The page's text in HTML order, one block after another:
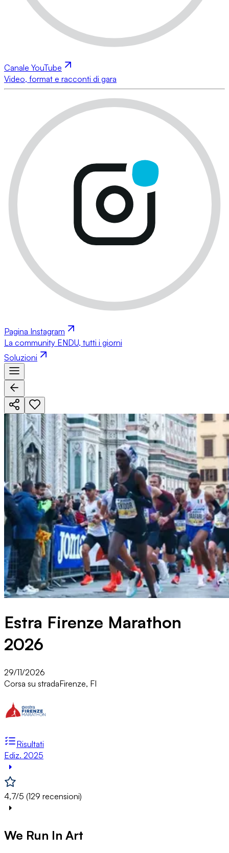
Canale YouTube
Video, format e racconti di gara
Pagina Instagram
La community ENDU, tutti i giorni
Soluzioni
Estra Firenze Marathon
2026
29/11/2026
Corsa su stradaFirenze, FI
Risultati
Ediz. 2025
4,7/5 (129 recensioni)
We Run In Art